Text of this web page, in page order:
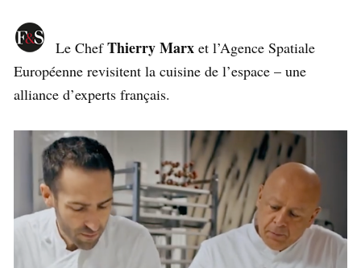
Le ChefThierry Marx et l’Agence Spatiale
Européenne revisitent la cuisine de l’espace – une
alliance d’experts français.